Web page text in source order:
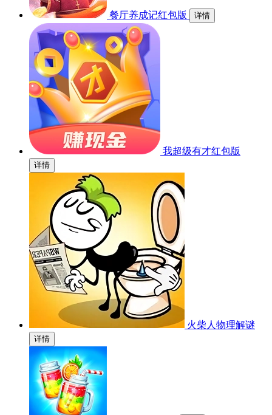
餐厅养成记红包版 详情
我超级有才红包版
详情
火柴人物理解谜
详情